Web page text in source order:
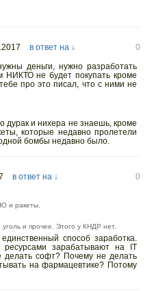
в ответ на ↓
0
деньги, нужно разработать
НИКТО не будет покупать кроме
про это писал, что с ними не
дурак и нихера не знаешь, кроме
которые недавно пролетели
бомбы недавно было.
в ответ на ↓
0
и ракеты.
и прочее. Этого у КНДР нет.
способ заработка.
зарабатывают на IT
софт? Почему не делать
на фармацевтике? Потому